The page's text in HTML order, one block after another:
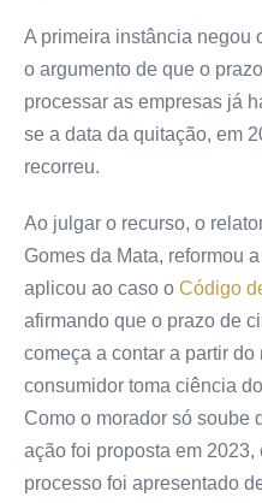
A primeira instância negou
o argumento de que o
processar as empresas já
se a data da quitação, em
recorreu.
Ao julgar o recurso, o
Gomes da Mata, reformou
aplicou ao caso o Código
afirmando que o prazo de
começa a contar a partir do
consumidor toma ciência
Como o morador só soube
ação foi proposta em
processo foi apresentado